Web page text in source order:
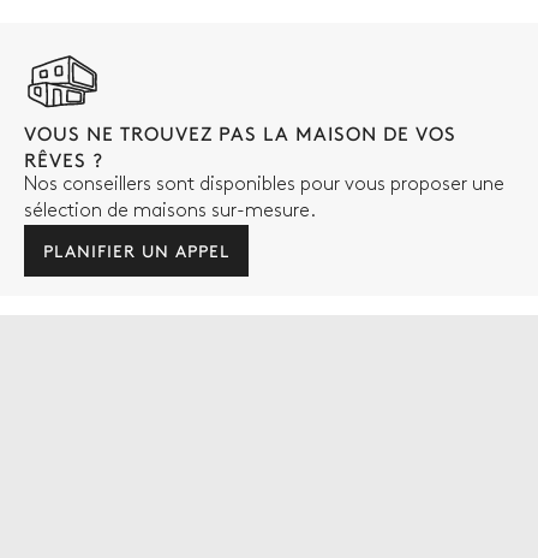
VOUS NE TROUVEZ PAS LA MAISON DE VOS
RÊVES ?
Nos conseillers sont disponibles pour vous proposer une
sélection de maisons sur-mesure.
PLANIFIER UN APPEL